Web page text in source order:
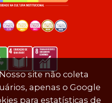
site não coleta
apenas o Google
para estatísticas de